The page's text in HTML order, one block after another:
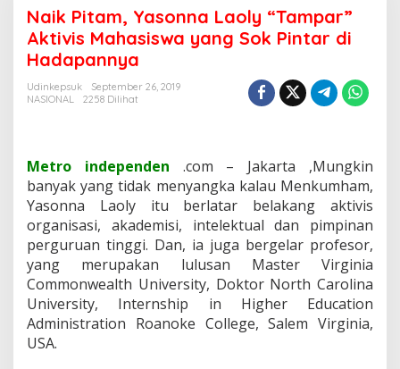
i
k
P
t
a
s
o
n
n
a
o
l
y
Naik Pitam, Yasonna Laoly “Tampar”
Aktivis Mahasiswa yang Sok Pintar di
Hadapannya
Udinkepsuk
September 26, 2019
NASIONAL
2258 Dilihat
Metro independen .com – Jakarta ,Mungkin
banyak yang tidak menyangka kalau Menkumham,
Yasonna Laoly itu berlatar belakang aktivis
organisasi, akademisi, intelektual dan pimpinan
perguruan tinggi. Dan, ia juga bergelar profesor,
yang merupakan lulusan Master Virginia
Commonwealth University, Doktor North Carolina
University, Internship in Higher Education
Administration Roanoke College, Salem Virginia,
USA.